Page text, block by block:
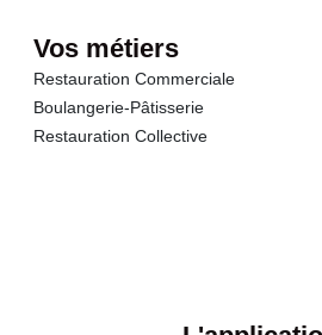
Vos métiers
Restauration Commerciale
Boulangerie-Pâtisserie
Restauration Collective